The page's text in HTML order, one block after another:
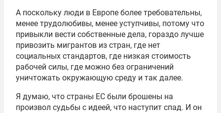
А поскольку люди в Европе более требовательны,
менее трудолюбивы, менее уступчивы, потому что
привыкли вести собственные дела, гораздо лучше
привозить мигрантов из стран, где нет
социальных стандартов, где низкая стоимость
рабочей силы, где можно без ограничений
уничтожать окружающую среду и так далее.
Я думаю, что страны ЕС были брошены на
произвол судьбы с идеей, что наступит спад. И он